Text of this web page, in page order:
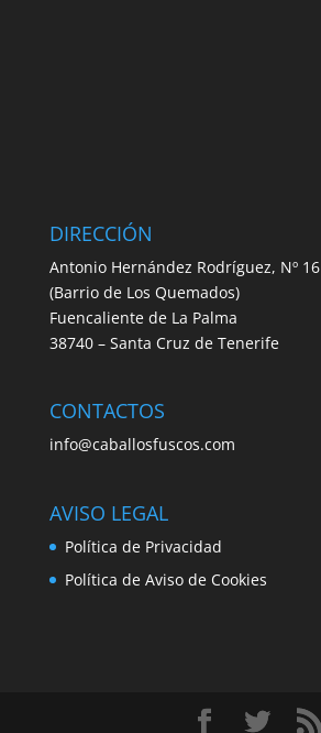
DIRECCIÓN
Antonio Hernández Rodríguez, Nº 16
(Barrio de Los Quemados)
Fuencaliente de La Palma
38740 – Santa Cruz de Tenerife
CONTACTOS
info@caballosfuscos.com
AVISO LEGAL
Política de Privacidad
Política de Aviso de Cookies